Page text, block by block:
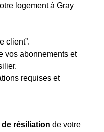
logement à Gray
client”.
vos abonnements et
requises et
résiliation de votre